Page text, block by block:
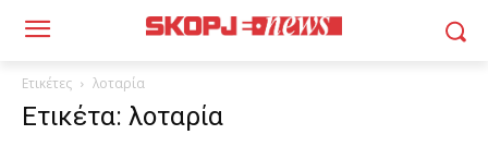
Ετικέτες λοταρία
Ετικέτα: λοταρία